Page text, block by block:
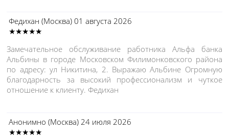
Федихан (Москва) 01 августа 2026
★★★★★
Замечательное обслуживание работника Альфа банка
Альбины в городе Московском Филимонковского района
по адресу: ул Никитина, 2. Выражаю Альбине Огромную
благодарность за высокий профессионализм и чуткое
отношение к клиенту. Федихан
Анонимно (Москва) 24 июля 2026
★★★★★